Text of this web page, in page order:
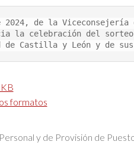
2024, de la
la celebración del
Castilla y León y de sus
formatos
y de Provisión de